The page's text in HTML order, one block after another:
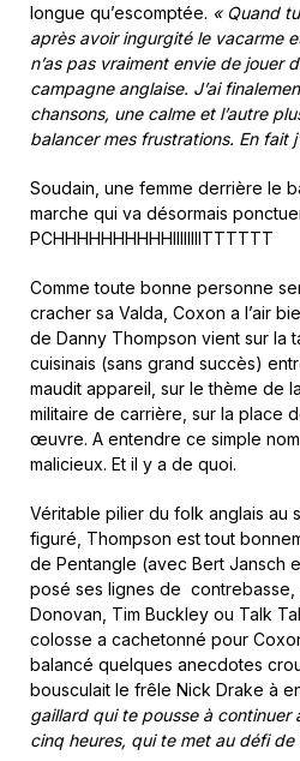
longue qu’escomptée. « Quand
après avoir ingurgité le vacarme
n’as pas vraiment envie de jouer
campagne anglaise. J’ai
chansons, une calme et l’autre
balancer mes frustrations. En fait
Soudain, une femme derrière le
marche qui va désormais
PCHHHHHHHHHHIIIIIIIITTTTTT
Comme toute bonne personne
cracher sa Valda, Coxon a l’air
de Danny Thompson vient sur la
cuisinais (sans grand succès)
maudit appareil, sur le thème de
militaire de carrière, sur la place
œuvre. A entendre ce simple
malicieux. Et il y a de quoi.
Véritable pilier du folk anglais au
figuré, Thompson est tout
de Pentangle (avec Bert Jansch
posé ses lignes de contrebasse,
Donovan, Tim Buckley ou Talk
colosse a cachetonné pour
balancé quelques anecdotes
bousculait le frêle Nick Drake à
gaillard qui te pousse à continuer
cinq heures, qui te met au défi de